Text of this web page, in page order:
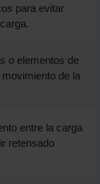
para evitar
o elementos de
de la
entre la carga
retensado